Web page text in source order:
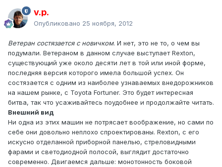
v.p.
Опубликовано 25 ноября, 2012
Ветеран состязается с новичком. И нет, это не то, о чем вы
подумали. Ветераном в данном случае выступает Rexton,
существующий уже около десяти лет в той или иной форме,
последняя версия которого имела большой успех. Он
состязается с одним из наиболее узнаваемых внедорожников
на нашем рынке, с Toyota Fortuner. Это будет интересная
битва, так что усаживайтесь поудобнее и продолжайте читать.
Внешний вид
Ни одна из этих машин не потрясает воображение, но сами по
себе они довольно неплохо спроектированы. Rexton, с его
искусно отделанной приборной панелью, стреловидными
фарами и светодиодной полосой, выглядит достаточно
современно. Двигаемся дальше: монотонность боковой